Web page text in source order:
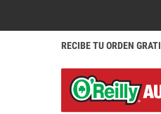
RECIBE TU ORDEN